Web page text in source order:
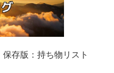
保存版：持ち物リスト